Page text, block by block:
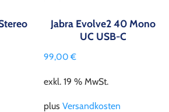
Jabra Evolve2 40 Mono
UC USB-C
99,00€
exkl. 19 % MwSt.
plus Versandkosten